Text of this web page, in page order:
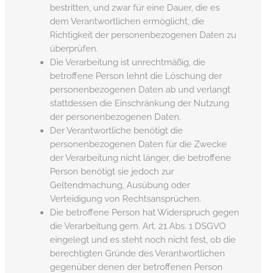
bestritten, und zwar für eine Dauer, die es
dem Verantwortlichen ermöglicht, die
Richtigkeit der personenbezogenen Daten zu
überprüfen.
Die Verarbeitung ist unrechtmäßig, die
betroffene Person lehnt die Löschung der
personenbezogenen Daten ab und verlangt
stattdessen die Einschränkung der Nutzung
der personenbezogenen Daten.
Der Verantwortliche benötigt die
personenbezogenen Daten für die Zwecke
der Verarbeitung nicht länger, die betroffene
Person benötigt sie jedoch zur
Geltendmachung, Ausübung oder
Verteidigung von Rechtsansprüchen.
Die betroffene Person hat Widerspruch gegen
die Verarbeitung gem. Art. 21 Abs. 1 DSGVO
eingelegt und es steht noch nicht fest, ob die
berechtigten Gründe des Verantwortlichen
gegenüber denen der betroffenen Person